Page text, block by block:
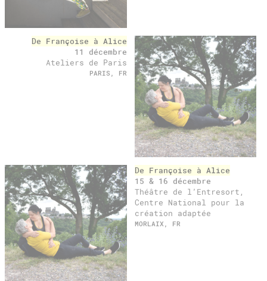
De Françoise à Alice
11 décembre
Ateliers de Paris
PARIS, FR
De Françoise à Alice
15 & 16 décembre
Théâtre de l’Entresort,
Centre National pour la
création adaptée
MORLAIX, FR